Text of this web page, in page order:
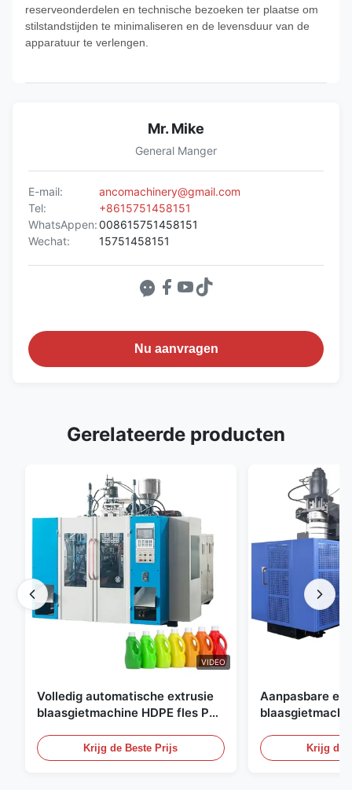
reserveonderdelen en technische bezoeken ter plaatse om
stilstandstijden te minimaliseren en de levensduur van de
apparatuur te verlengen.
Mr. Mike
General Manger
E-mail:
ancomachinery@gmail.com
Tel:
+8615751458151
WhatsAppen:008615751458151
Wechat:
15751458151
Nu aanvragen
Gerelateerde producten
VIDEO
Volledig automatische extrusie
blaasgietmachine HDPE fles Pe
Krijg de Beste Prijs
Aanpasbare
Krijg de